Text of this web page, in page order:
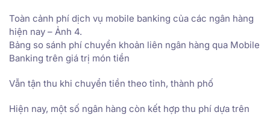
Toàn cảnh phí dịch vụ mobile banking của các ngân hàng
hiện nay – Ảnh 4.
Bảng so sánh phí chuyển khoản liên ngân hàng qua Mobile
Banking trên giá trị món tiền
Vẫn tận thu khi chuyển tiền theo tỉnh, thành phố
Hiện nay, một số ngân hàng còn kết hợp thu phí dựa trên